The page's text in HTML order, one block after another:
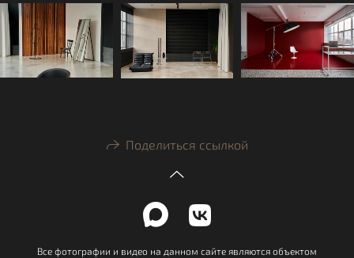
Поделиться ссылкой
Все фотографии и видео на данном сайте являются объектом